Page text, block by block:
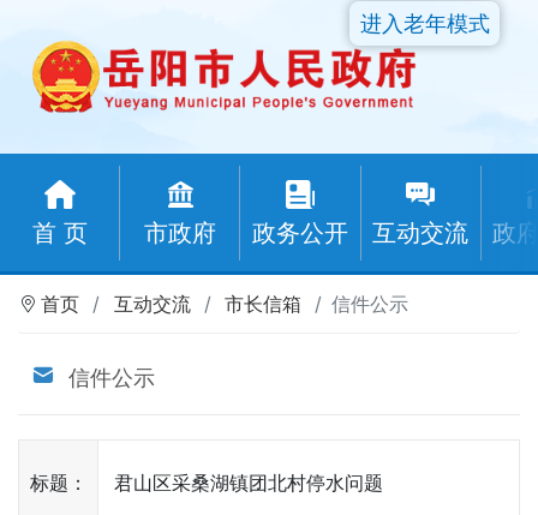
首 页 市政府 政务公开 互动交流 政
进入老年模式
首页 互动交流 市长信箱 信件公示
信件公示
标题： 君山区采桑湖镇团北村停水问题